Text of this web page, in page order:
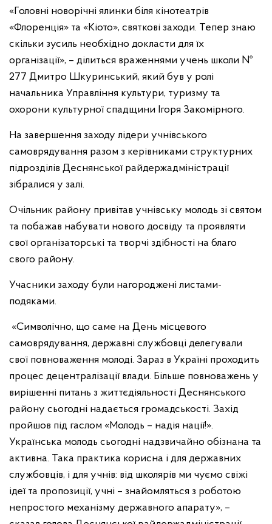
«Головні новорічні ялинки біля кінотеатрів
«Флоренція» та «Кіото», святкові заходи. Тепер знаю
скільки зусиль необхідно докласти для їх
організації», – ділиться враженнями учень школи №
277 Дмитро Шкуринський, який був у ролі
начальника Управління культури, туризму та
охорони культурної спадщини Ігоря Закомірного.
На завершення заходу лідери учнівського
самоврядування разом з керівниками структурних
підрозділів Деснянської райдержадміністрації
зібралися у залі.
Очільник району привітав учнівську молодь зі святом
та побажав набувати нового досвіду та проявляти
свої організаторські та творчі здібності на благо
свого району.
Учасники заходу були нагороджені листами-
подяками.
«Символічно, що саме на День місцевого
самоврядування, державні службовці делегували
свої повноваження молоді. Зараз в Україні проходить
процес децентралізації влади. Більше повноважень у
вирішенні питань з життєдіяльності Деснянського
району сьогодні надається громадськості. Захід
пройшов під гаслом «Молодь – надія нації!».
Українська молодь сьогодні надзвичайно обізнана та
активна. Така практика корисна і для державних
службовців, і для учнів: від школярів ми чуємо свіжі
ідеї та пропозиції, учні – знайомляться з роботою
непростого механізму державного апарату», –